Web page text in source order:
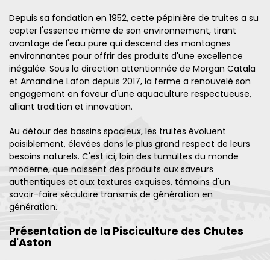
Depuis sa fondation en 1952, cette pépinière de truites a su
capter l'essence même de son environnement, tirant
avantage de l'eau pure qui descend des montagnes
environnantes pour offrir des produits d'une excellence
inégalée. Sous la direction attentionnée de Morgan Catala
et Amandine Lafon depuis 2017, la ferme a renouvelé son
engagement en faveur d'une aquaculture respectueuse,
alliant tradition et innovation.
Au détour des bassins spacieux, les truites évoluent
paisiblement, élevées dans le plus grand respect de leurs
besoins naturels. C'est ici, loin des tumultes du monde
moderne, que naissent des produits aux saveurs
authentiques et aux textures exquises, témoins d'un
savoir-faire séculaire transmis de génération en
génération.
Présentation de la Pisciculture des Chutes
d'Aston